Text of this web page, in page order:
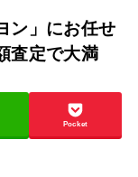
ン」にお任せ
査定で大満
Pocket